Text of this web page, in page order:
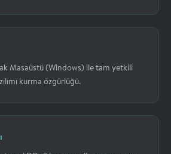
Masaüstü (Windows) ile tam yetkili
kurma özgürlüğü.